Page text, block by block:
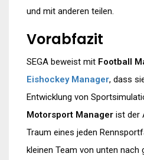
und mit anderen teilen.
Vorabfazit
SEGA beweist mit Football
Eishockey Manager, dass
Entwicklung von
Motorsport Manager ist der
Traum eines jeden
kleinen Team von unten